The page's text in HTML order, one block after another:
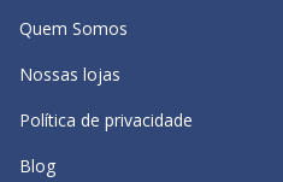
Quem Somos
Nossas lojas
Política de privacidade
Blog